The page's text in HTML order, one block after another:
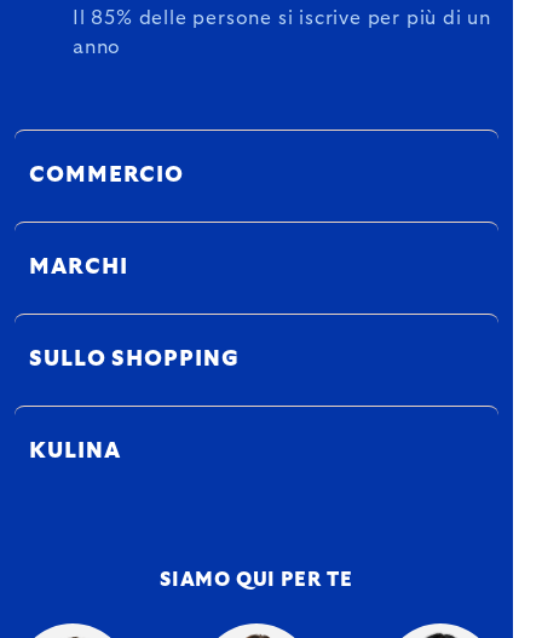
Il 85% delle persone si iscrive per più di un
anno
COMMERCIO
MARCHI
SULLO SHOPPING
KULINA
SIAMO QUI PER TE